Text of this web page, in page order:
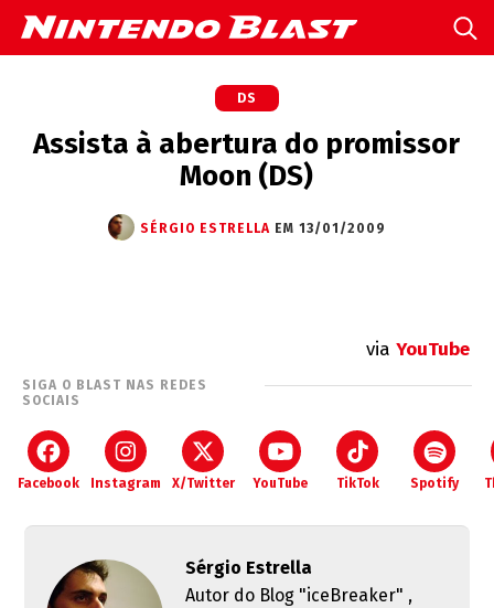
DS
Assista à abertura do promissor
Moon (DS)
SÉRGIO ESTRELLA EM 13/01/2009
via YouTube
SIGA O BLAST NAS REDES
SOCIAIS
Facebook Instagram X/Twitter YouTube TikTok Spotify
Sérgio Estrella
Autor do Blog "iceBreaker" ,